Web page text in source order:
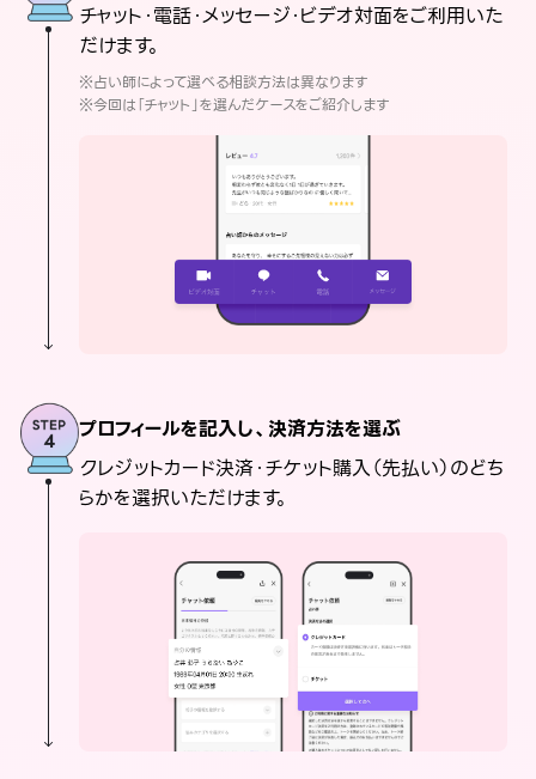
チャット・電話・メッセージ・ビデオ対面をご利用いた
だけます。
※占い師によって選べる相談方法は異なります
※今回は「チャット」を選んだケースをご紹介します
プロフィールを記入し、決済方法を選ぶ
クレジットカード決済・チケット購入（先払い）のどち
らかを選択いただけます。